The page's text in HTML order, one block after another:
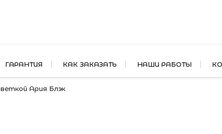
ГАРАНТИЯ КАК ЗАКАЗАТЬ НАШИ РАБОТЫ
Ария Блэк